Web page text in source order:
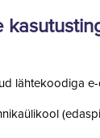
lähtekoodiga